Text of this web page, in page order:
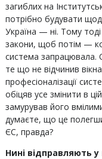
загиблих на
потрібно будувати
Україна — ні. Тому
закони, щоб потім —
система запрацювала.
те що не відчинив
професіоналізації
обіцяв усе змінити в
замурував його
думаєте, що це
ЄС, правда?
Нині відправляють